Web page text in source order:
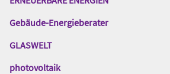
Gebäude-Energieberater
GLASWELT
photovoltaik